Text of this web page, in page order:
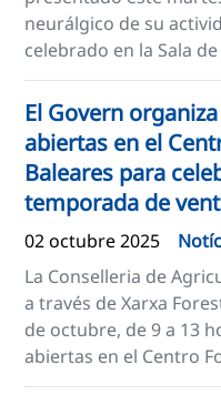
neurálgico de su
celebrado en la Sala de
El Govern
abiertas en el
Baleares para
temporada de
02 octubre 2025
La Conselleria de
a través de Xarxa
de octubre, de 9 a 13
abiertas en el Centro